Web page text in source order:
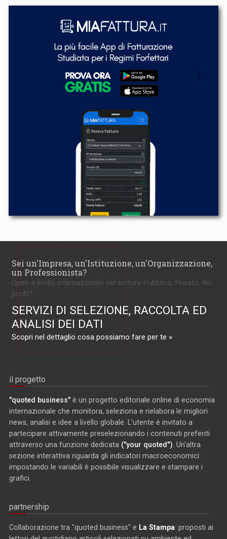
Sei un'Impresa, un'Istituzione, un'Organizzazione,
un Professionista?
Operi a livello internazionale nel settore Pubblico, Privato, No-
profit?
SERVIZI DI SELEZIONE, RACCOLTA ED
ANALISI DEI DATI
Scopri nel dettaglio cosa possiamo fare per te »
il progetto
"quoted business" è un progetto editoriale online di economia
internazionale che monitora, seleziona e rielabora le migliori
news, analisi e idee a livello globale. L'utente è invitato a
partecipare attivamente preselezionando i contenuti preferiti
attraverso una funzione dedicata ("your quoted") . Un'altra
sezione interattiva riguarda gli indicatori macroeconomici:
impostando le variabili è possibile visualizzare e stampare i
grafici.
partnership
Collaborazione tra "quoted business" e La Stampa: proposti ai